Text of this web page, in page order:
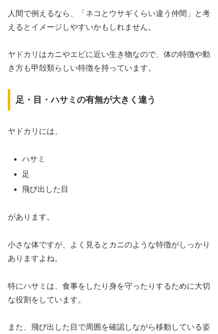
人間で例えるなら、「ネコとウサギくらい違う仲間」と考
えるとイメージしやすいかもしれません。
ヤドカリはカニやエビに近い生き物なので、体の特徴や動
き方も甲殻類らしい特徴を持っています。
足・目・ハサミの有無が大きく違う
ヤドカリには、
ハサミ
足
飛び出した目
があります。
小さな体ですが、よく見るとカニのような特徴がしっかり
ありますよね。
特にハサミは、食事をしたり身を守ったりするために大切
な役割をしています。
また、飛び出した目で周囲を確認しながら移動している姿